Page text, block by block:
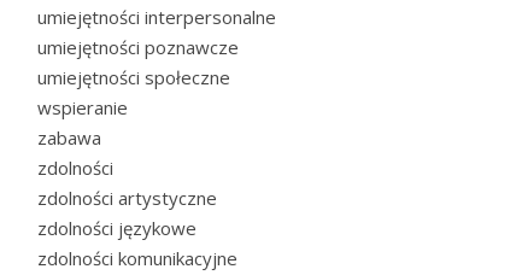
umiejętności interpersonalne
umiejętności poznawcze
umiejętności społeczne
wspieranie
zabawa
zdolności
zdolności artystyczne
zdolności językowe
zdolności komunikacyjne